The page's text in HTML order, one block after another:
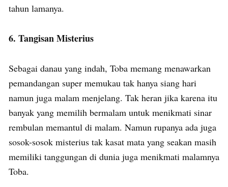
tahun lamanya.
6. Tangisan Misterius
Sebagai danau yang indah, Toba memang menawarkan
pemandangan super memukau tak hanya siang hari
namun juga malam menjelang. Tak heran jika karena itu
banyak yang memilih bermalam untuk menikmati sinar
rembulan memantul di malam. Namun rupanya ada juga
sosok-sosok misterius tak kasat mata yang seakan masih
memiliki tanggungan di dunia juga menikmati malamnya
Toba.